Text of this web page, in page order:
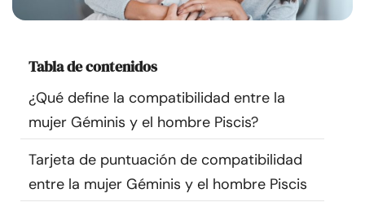
Recursos
Comunidad
Encuentra un terapeuta
Idioma
Tabla de contenidos
¿Qué define la compatibilidad entre la
mujer Géminis y el hombre Piscis?
Tarjeta de puntuación de compatibilidad
entre la mujer Géminis y el hombre Piscis